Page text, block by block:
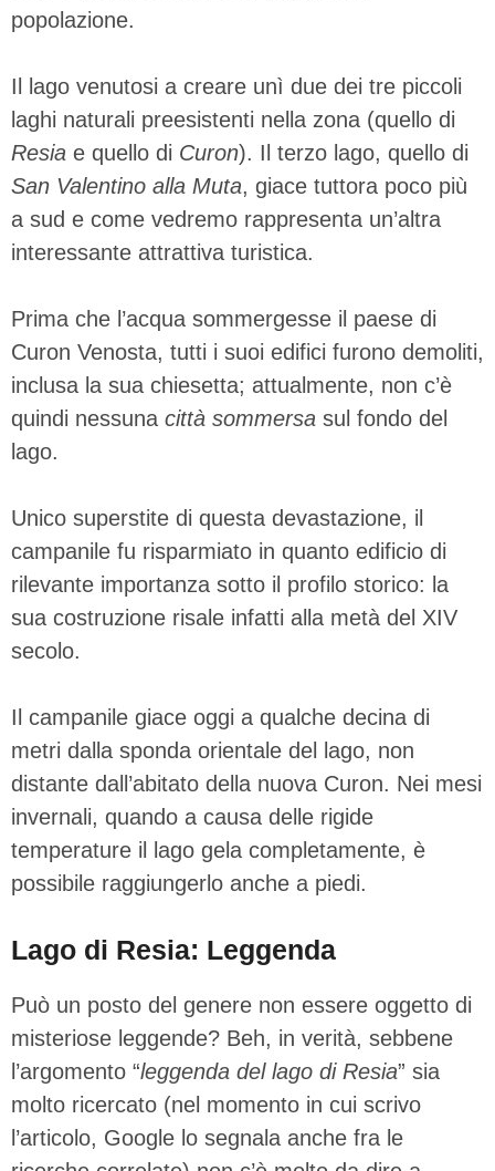
popolazione.
Il lago venutosi a creare unì due dei tre piccoli
laghi naturali preesistenti nella zona (quello di
Resia e quello di Curon). Il terzo lago, quello di
San Valentino alla Muta, giace tuttora poco più
a sud e come vedremo rappresenta un’altra
interessante attrattiva turistica.
Prima che l’acqua sommergesse il paese di
Curon Venosta, tutti i suoi edifici furono demoliti,
inclusa la sua chiesetta; attualmente, non c’è
quindi nessuna città sommersa sul fondo del
lago.
Unico superstite di questa devastazione, il
campanile fu risparmiato in quanto edificio di
rilevante importanza sotto il profilo storico: la
sua costruzione risale infatti alla metà del XIV
secolo.
Il campanile giace oggi a qualche decina di
metri dalla sponda orientale del lago, non
distante dall’abitato della nuova Curon. Nei mesi
invernali, quando a causa delle rigide
temperature il lago gela completamente, è
possibile raggiungerlo anche a piedi.
Lago di Resia: Leggenda
Può un posto del genere non essere oggetto di
misteriose leggende? Beh, in verità, sebbene
l’argomento “leggenda del lago di Resia” sia
molto ricercato (nel momento in cui scrivo
l’articolo, Google lo segnala anche fra le